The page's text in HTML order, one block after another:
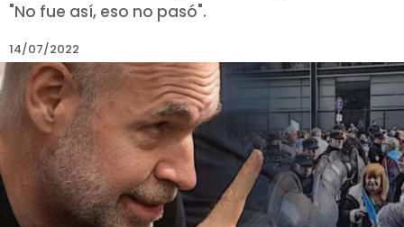
"No fue así, eso no pasó".
14/07/2022